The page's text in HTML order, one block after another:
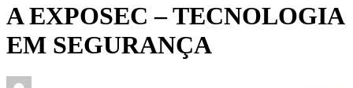
A EXPOSEC – TECNOLOGIA
EM SEGURANÇA